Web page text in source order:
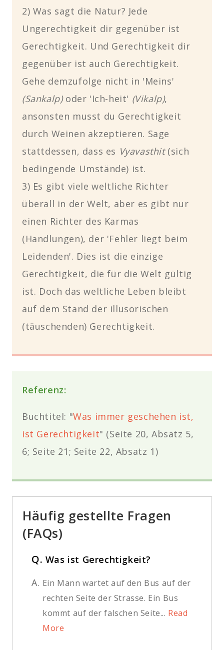
2) Was sagt die Natur? Jede
Ungerechtigkeit dir gegenüber ist
Gerechtigkeit. Und Gerechtigkeit dir
gegenüber ist auch Gerechtigkeit.
Gehe demzufolge nicht in 'Meins'
(Sankalp)oder 'Ich-heit' (Vikalp),
ansonsten musst du Gerechtigkeit
durch Weinen akzeptieren. Sage
stattdessen, dass es Vyavasthit(sich
bedingende Umstände) ist.
3) Es gibt viele weltliche Richter
überall in der Welt, aber es gibt nur
einen Richter des Karmas
(Handlungen), der 'Fehler liegt beim
Leidenden'. Dies ist die einzige
Gerechtigkeit, die für die Welt gültig
ist. Doch das weltliche Leben bleibt
auf dem Stand der illusorischen
(täuschenden) Gerechtigkeit.
Referenz:
Buchtitel: "Was immer geschehen ist,
ist Gerechtigkeit" (Seite 20, Absatz 5,
6; Seite 21; Seite 22, Absatz 1)
Häufig gestellte Fragen
(FAQs)
Q. Was ist Gerechtigkeit?
A. Ein Mann wartet auf den Bus auf der
rechten Seite der Strasse. Ein Bus
kommt auf der falschen Seite... Read
More